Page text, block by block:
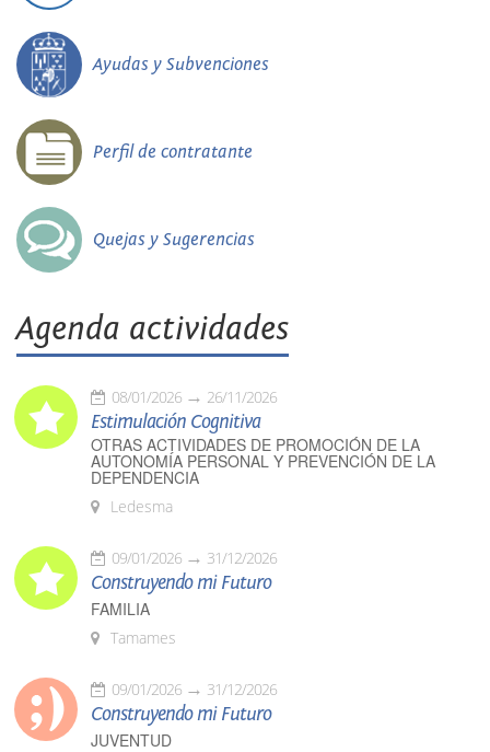
Ayudas y Subvenciones
Perfil de contratante
Quejas y Sugerencias
Agenda actividades
08/01/2026 26/11/2026
Estimulación Cognitiva
OTRAS ACTIVIDADES DE PROMOCIÓN DE LA
AUTONOMÍA PERSONAL Y PREVENCIÓN DE LA
DEPENDENCIA
Ledesma
09/01/2026 31/12/2026
Construyendo mi Futuro
FAMILIA
Tamames
09/01/2026 31/12/2026
Construyendo mi Futuro
JUVENTUD